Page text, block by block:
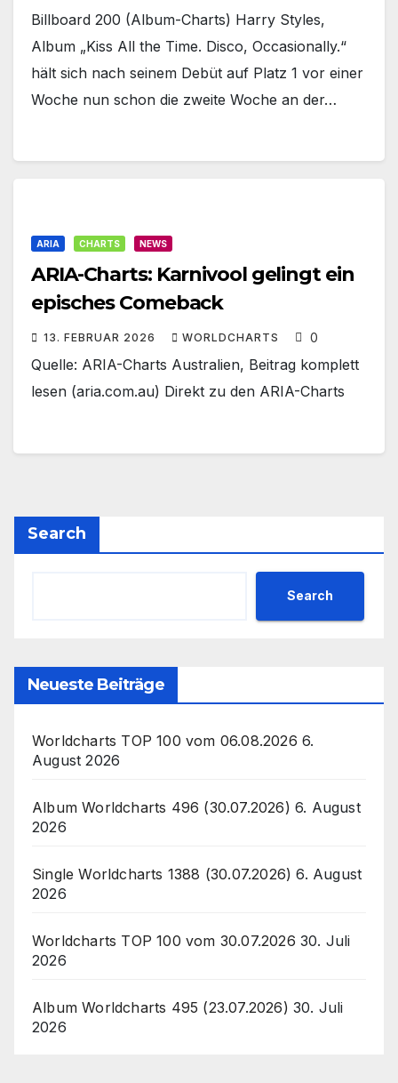
Billboard 200 (Album-Charts) Harry Styles‚
Album „Kiss All the Time. Disco, Occasionally.“
hält sich nach seinem Debüt auf Platz 1 vor einer
Woche nun schon die zweite Woche an der…
ARIA CHARTS NEWS
ARIA-Charts: Karnivool gelingt ein
episches Comeback
13. FEBRUAR 2026 WORLDCHARTS 0
Quelle: ARIA-Charts Australien, Beitrag komplett
lesen (aria.com.au) Direkt zu den ARIA-Charts
Search
Search
Neueste Beiträge
Worldcharts TOP 100 vom 06.08.2026 6.
August 2026
Album Worldcharts 496 (30.07.2026) 6. August
2026
Single Worldcharts 1388 (30.07.2026) 6. August
2026
Worldcharts TOP 100 vom 30.07.2026 30. Juli
2026
Album Worldcharts 495 (23.07.2026) 30. Juli
2026